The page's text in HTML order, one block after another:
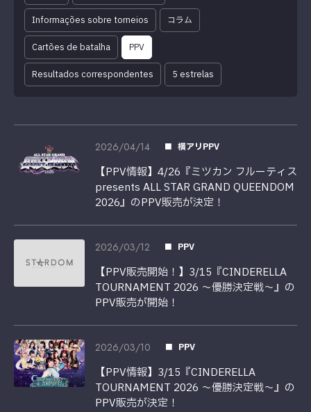
Informações sobre torneios コラム
Cartões de batalha PPV
Resultados correspondentes 5 estrelas
2026/04/14 横アリPPV
【PPV情報】4/26『ミツカン フルーティス
presents ALL STAR GRAND QUEENDOM
2026』のPPV販売が決定！
2026/03/12 PPV
【PPV販売開始！】3/15『CINDERELLA
TOURNAMENT 2026 ～優勝決定戦～』の
PPV販売が開始！
2026/03/10 PPV
【PPV情報】3/15『CINDERELLA
TOURNAMENT 2026 ～優勝決定戦～』の
PPV販売が決定！